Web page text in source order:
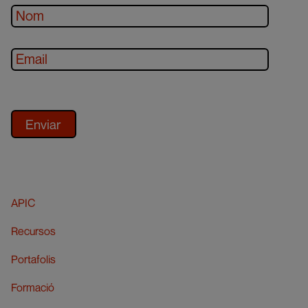
APIC
Recursos
Portafolis
Formació